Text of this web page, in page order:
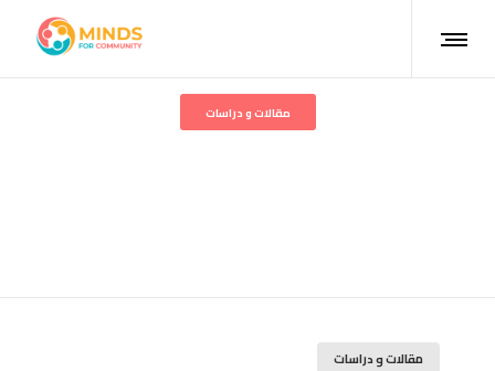
مقالات و دراسات
مقالات و دراسات